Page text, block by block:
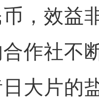
，效益
作社不
大片的